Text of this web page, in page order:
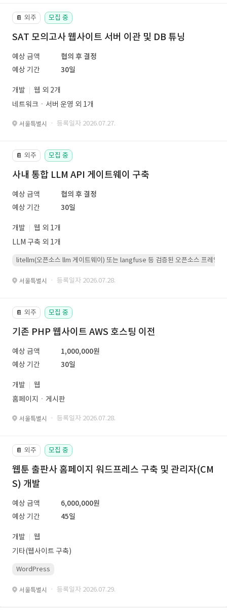
📔 외주 모집 중
SAT 모의고사 웹사이트 서버 이관 및 DB 튜닝
예상 금액
협의 후 결정
예상 기간
30일
개발
웹 외 2개
네트워크ㆍ서버 운영 외 1개
서울특별시 · 등록일자 2026.07.27.
📔 외주 모집 중
사내 통합 LLM API 게이트웨이 구축
예상 금액
협의 후 결정
예상 기간
30일
개발
웹 외 1개
LLM 구축 외 1개
litellm(오픈소스 llm 게이트웨이) 또는 langfuse 등 검증된 오픈소스 프레임워
서울특별시 · 등록일자 2026.07.28.
📔 외주 모집 중
기존 PHP 웹사이트 AWS 호스팅 이전
예상 금액
1,000,000원
예상 기간
30일
개발
웹
홈페이지ㆍ게시판
서울특별시 · 등록일자 2026.07.28.
📔 외주 모집 중
웹툰 출판사 홈페이지 워드프레스 구축 및 관리자(CM
S) 개발
예상 금액
6,000,000원
예상 기간
45일
개발
웹
기타(웹사이트 구축)
WordPress
서울특별시 · 등록일자 2026.07.29.